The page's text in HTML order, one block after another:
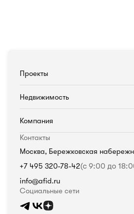
Проекты
Недвижимость
Компания
Контакты
Москва, Бережковская
+7 495 320-78-42(с 9:00 до
info@afid.ru
Социальные сети